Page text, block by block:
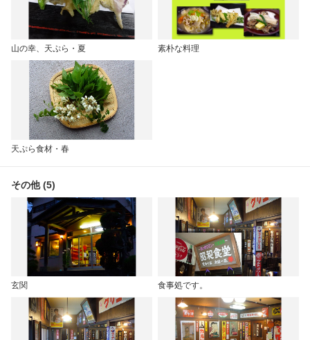
山の幸、天ぷら・夏 素朴な料理
天ぷら食材・春
その他 (5)
玄関 食事処です。